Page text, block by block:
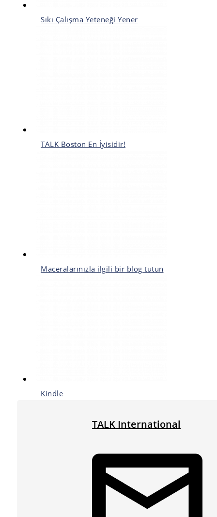
Sıkı Çalışma Yeteneği Yener
TALK Boston En İyisidir!
Maceralarınızla ilgili bir blog tutun
Kindle
TALK International